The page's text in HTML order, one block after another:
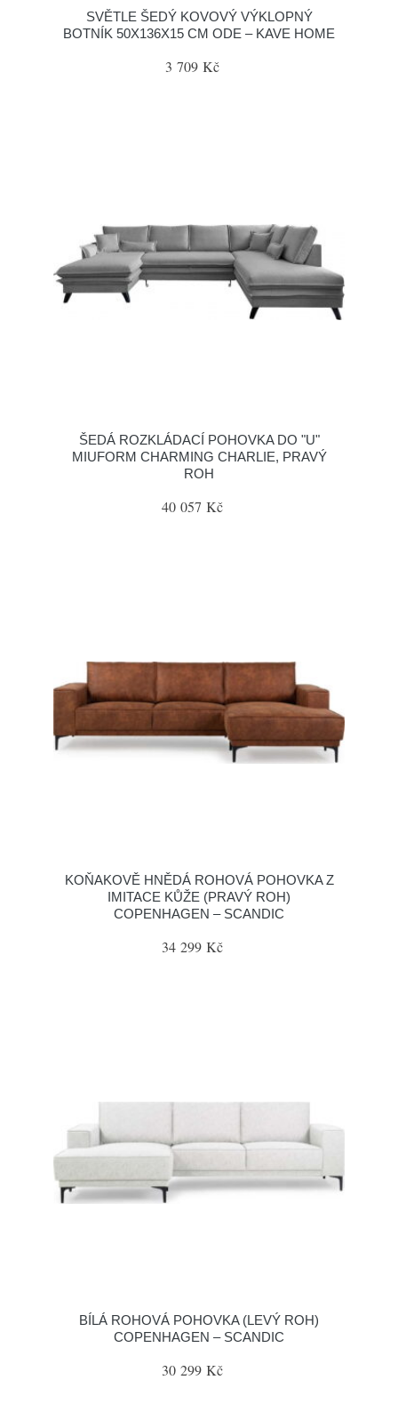
SVĚTLE ŠEDÝ KOVOVÝ VÝKLOPNÝ
BOTNÍK 50X136X15 CM ODE – KAVE HOME
3 709 Kč
ŠEDÁ ROZKLÁDACÍ POHOVKA DO "U"
MIUFORM CHARMING CHARLIE, PRAVÝ
ROH
40 057 Kč
KOŇAKOVĚ HNĚDÁ ROHOVÁ POHOVKA Z
IMITACE KŮŽE (PRAVÝ ROH)
COPENHAGEN – SCANDIC
34 299 Kč
BÍLÁ ROHOVÁ POHOVKA (LEVÝ ROH)
COPENHAGEN – SCANDIC
30 299 Kč